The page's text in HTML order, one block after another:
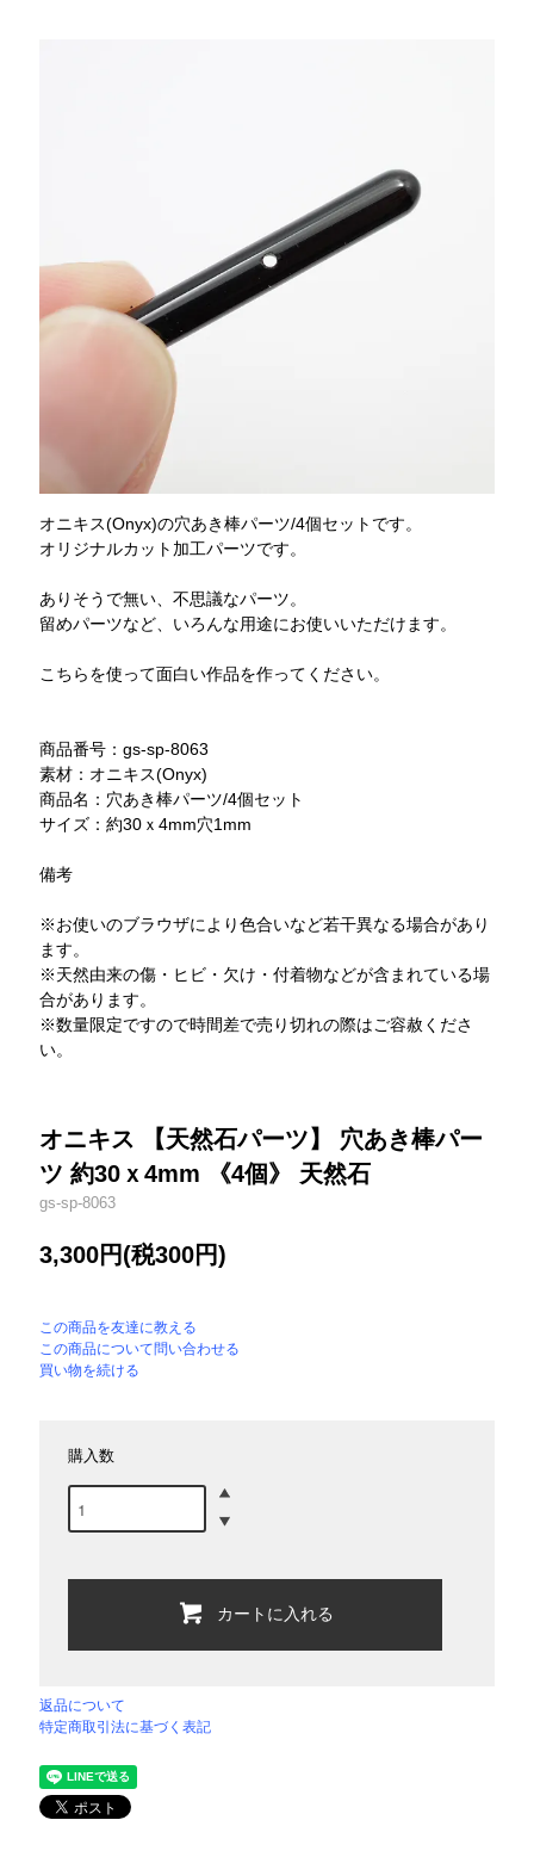
オニキス(Onyx)の穴あき棒パーツ/4個セットです。
オリジナルカット加工パーツです。
ありそうで無い、不思議なパーツ。
留めパーツなど、いろんな用途にお使いいただけます。
こちらを使って面白い作品を作ってください。
商品番号：gs-sp-8063
素材：オニキス(Onyx)
商品名：穴あき棒パーツ/4個セット
サイズ：約30ｘ4mm穴1mm
備考
※お使いのブラウザにより色合いなど若干異なる場合があり
ます。
※天然由来の傷・ヒビ・欠け・付着物などが含まれている場
合があります。
※数量限定ですので時間差で売り切れの際はご容赦くださ
い。
オニキス 【天然石パーツ】 穴あき棒パー
ツ 約30ｘ4mm 《4個》 天然石
gs-sp-8063
3,300円(税300円)
この商品を友達に教える
この商品について問い合わせる
買い物を続ける
購入数
カートに入れる
返品について
特定商取引法に基づく表記